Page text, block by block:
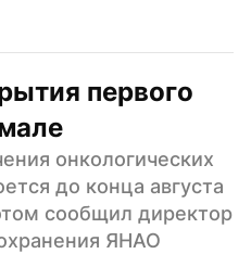
первого
онкологических
до конца августа
сообщил директор
ЯНАО